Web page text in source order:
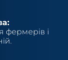
фермерів і